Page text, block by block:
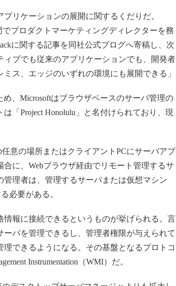
リケーションの展開に関するくだりだ。
プロダクトマーケティングディレクターを務
に関する記事を同社公式ブログへ寄稿し、次
ブでも従来のアプリケーションでも、開発者
ス、エッジのいずれの環境にも展開できる」
、Microsoftはブラウザベースのサーバ管理の
「Project Honolulu」と名付けられており、現
意の場所またはクライアントPCにサーバアプ
に、Webブラウザ経由でリモート管理するサ
理者は、管理するサーバまたは仮想マシン
必要がある。
報に接続できるというものが挙げられる。言
バを管理できるし、管理者権限が与えられて
できるようになる。その基盤となるプロトコ
Instrumentation（WMI）だ。